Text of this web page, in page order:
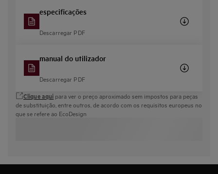
especificações
Descarregar PDF
manual do utilizador
Descarregar PDF
Clique aqui para ver o preço aproximado sem impostos para peças
de substituição, entre outros, de acordo com os requisitos europeus no
que se refere ao EcoDesign